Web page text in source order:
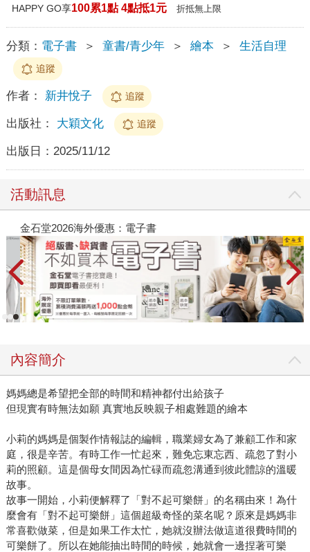
HAPPY GO享100累1點 4點抵1元 折抵無上限
分類： 電子書 ＞ 童書/青少年 ＞ 繪本 ＞ 生活自理
追蹤
作者： 新井悅子 追蹤
出版社： 大穎文化 追蹤
出版日： 2025/11/12
活動訊息
金石堂2026海外優惠：電子書
內容簡介
媽媽總是希望把全部的時間和精神都付出給孩子
但現實有時無法如願 真實地反映親子相處難題的繪本
小莉的媽媽是個製作情報誌的編輯，職業婦女為了兼顧工作和家
庭，很是辛苦。有時工作一忙起來，難免忘東忘西、疏忽了對小
莉的照顧。這是個母女間因為忙碌而疏忽溝通到彼此體諒的溫暖
故事。
故事一開始，小莉便解釋了「對不起可樂餅」的名稱由來！為什
麼會有「對不起可樂餅」這個超級奇怪的菜名呢？原來是媽媽非
常喜歡做菜，但是如果工作太忙，她就沒辦法做這道很費時間的
可樂餅了。所以在她能抽出時間的時候，她就會一邊捏著可樂